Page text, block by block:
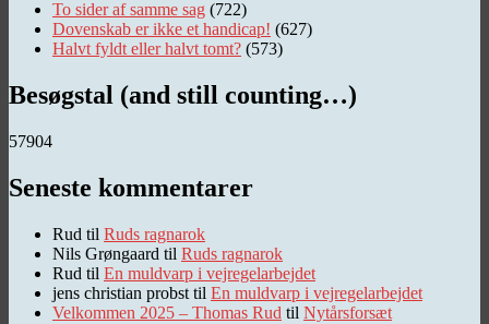
To sider af samme sag (722)
Dovenskab er ikke et handicap! (627)
Halvt fyldt eller halvt tomt? (573)
Besøgstal (and still counting…)
57904
Seneste kommentarer
Rud til Ruds ragnarok
Nils Grøngaard til Ruds ragnarok
Rud til En muldvarp i vejregelarbejdet
jens christian probst til En muldvarp i vejregelarbejdet
Velkommen 2025 – Thomas Rud til Nytårsforsæt